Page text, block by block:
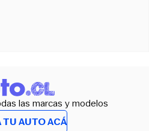
las marcas y modelos
AUTO ACÁ